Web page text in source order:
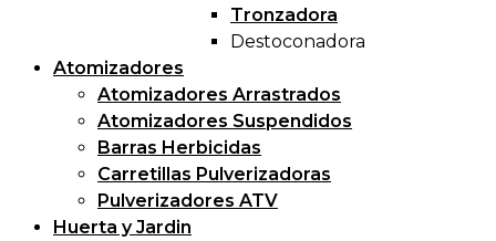
Tronzadora
Destoconadora
Atomizadores
Atomizadores Arrastrados
Atomizadores Suspendidos
Barras Herbicidas
Carretillas Pulverizadoras
Pulverizadores ATV
Huerta y Jardin